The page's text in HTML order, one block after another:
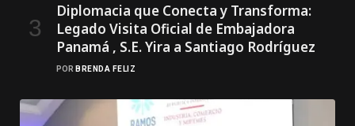
Diplomacia que Conecta y Transforma:
Legado Visita Oficial de Embajadora
Panamá , S.E. Yira a Santiago Rodríguez
POR BRENDA FELIZ